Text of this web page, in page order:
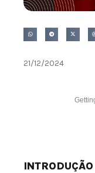
21/12/2024